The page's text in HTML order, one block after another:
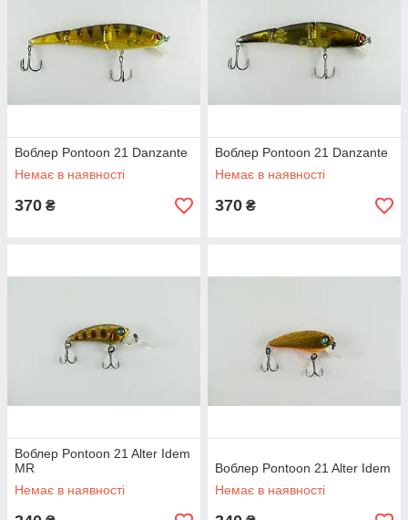
Воблер Pontoon 21 Danzante
Немає в наявності
370 ₴
Воблер Pontoon 21 Danzante
Немає в наявності
370 ₴
Воблер Pontoon 21 Alter Idem
MR
Немає в наявності
Воблер Pontoon 21 Alter Idem
Немає в наявності